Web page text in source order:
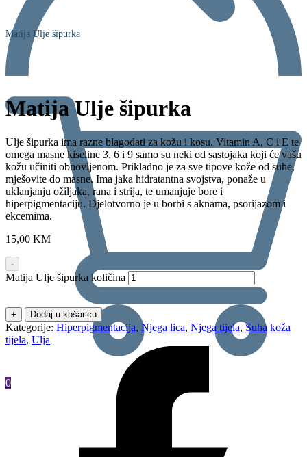
0
Matija Ulje šipurka
Matija Ulje šipurka
Ulje šipurka ima razne blagodati za kožu i kosu. Vitamin A, C i E te
omega masne kiseline 3, 6 i 9 samo su neki od sastojaka koji će vašu
kožu učiniti obnovljenom. Prikladno je za sve tipove kože od suhe,
mješovite do masne. Ima jaka hidratantna svojstva, ponaže u
uklanjanju ožiljaka, rana i strija, te umanjuje bore i
hiperpigmentaciju. Djelotvorno je u borbi s aknama, psorijazom i
ekcemima.
15,00 KM
-
Matija Ulje šipurka količina
+ Dodaj u košaricu
Kategorije: Hiperpigmentacija, Njega lica, Njega tijela, Suha koža
tijela, Ulja